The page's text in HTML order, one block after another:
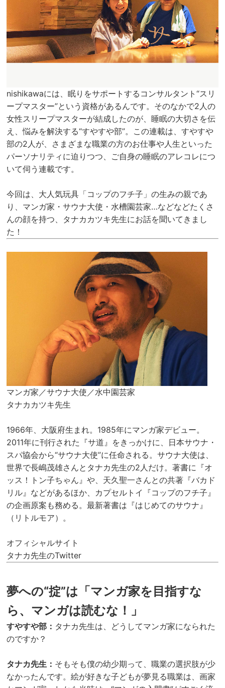
nishikawaには、眠りをサポートするコンサルタント“スリ
ープマスター”という資格があるんです。そのなかで2人の
女性スリープマスターが結成したのが、睡眠の大切さを伝
え、悩みを解決する“すやすや部”。この連載は、すやすや
部の2人が、さまざまな職業の方のお仕事や人生といった
パーソナリティに迫りつつ、ご自身の睡眠のアレコレにつ
いて伺う連載です。
今回は、大人気玩具「コップのフチ子」の生みの親であ
り、マンガ家・サウナ大使・水槽園芸家…などなどたくさ
んの顔を持つ、タナカカツキ先生にお話を聞いてきまし
た！
マンガ家／サウナ大使／水中園芸家
タナカカツキ先生
1966年、大阪府生まれ。1985年にマンガ家デビュー。
2011年に刊行された『サ道』をきっかけに、日本サウナ・
スパ協会から“サウナ大使”に任命される。サウナ大使は、
世界で長嶋茂雄さんとタナカ先生の2人だけ。著書に『オ
ッス！トン子ちゃん』や、天久聖一さんとの共著『バカド
リル』などがあるほか、カプセルトイ『コップのフチ子』
の企画原案も務める。最新著書は『はじめてのサウナ』
（リトルモア）。
オフィシャルサイト
タナカ先生のTwitter
夢への“掟”は「マンガ家を目指すな
ら、マンガは読むな！」
すやすや部： タナカ先生は、どうしてマンガ家になられた
のですか？
タナカ先生： そもそも僕の幼少期って、職業の選択肢が少
なかったんです。絵が好きな子どもが夢見る職業は、画家